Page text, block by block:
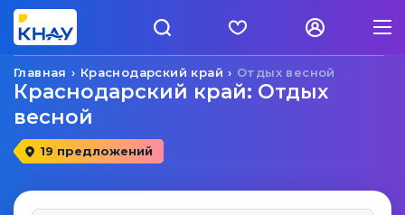
Отдых весной
Краснодарский край
Главная
Краснодарский край: Отдых
весной
19 предложений